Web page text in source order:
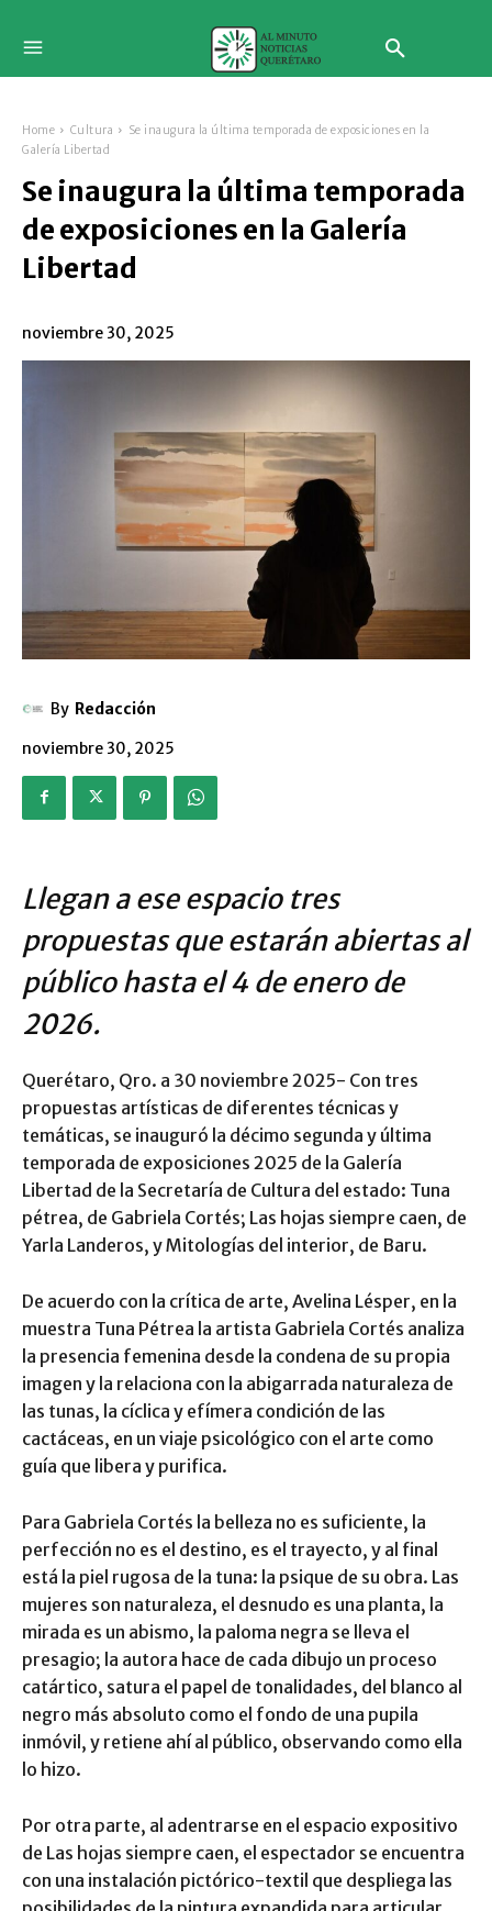
Home Cultura
Se inaugura la última temporada de exposiciones en la
Galería Libertad
Se inaugura la última temporada
de exposiciones en la Galería
Libertad
noviembre 30, 2025
By Redacción
noviembre 30, 2025
Llegan a ese espacio tres
propuestas que estarán abiertas al
público hasta el 4 de enero de
2026.
Querétaro, Qro. a 30 noviembre 2025- Con tres
propuestas artísticas de diferentes técnicas y
temáticas, se inauguró la décimo segunda y última
temporada de exposiciones 2025 de la Galería
Libertad de la Secretaría de Cultura del estado: Tuna
pétrea, de Gabriela Cortés; Las hojas siempre caen, de
Yarla Landeros, y Mitologías del interior, de Baru.
De acuerdo con la crítica de arte, Avelina Lésper, en la
muestra Tuna Pétrea la artista Gabriela Cortés analiza
la presencia femenina desde la condena de su propia
imagen y la relaciona con la abigarrada naturaleza de
las tunas, la cíclica y efímera condición de las
cactáceas, en un viaje psicológico con el arte como
guía que libera y purifica.
Para Gabriela Cortés la belleza no es suficiente, la
perfección no es el destino, es el trayecto, y al final
está la piel rugosa de la tuna: la psique de su obra. Las
mujeres son naturaleza, el desnudo es una planta, la
mirada es un abismo, la paloma negra se lleva el
presagio; la autora hace de cada dibujo un proceso
catártico, satura el papel de tonalidades, del blanco al
negro más absoluto como el fondo de una pupila
inmóvil, y retiene ahí al público, observando como ella
lo hizo.
Por otra parte, al adentrarse en el espacio expositivo
de Las hojas siempre caen, el espectador se encuentra
con una instalación pictórico-textil que despliega las